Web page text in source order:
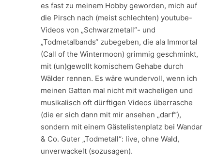
es fast zu meinem Hobby geworden, mich auf
die Pirsch nach (meist schlechten) youtube-
Videos von „Schwarzmetall“- und
„Todmetalbands“ zubegeben, die ala Immortal
(Call of the Wintermoon) grimmig geschminkt,
mit (un)gewollt komischem Gehabe durch
Wälder rennen. Es wäre wundervoll, wenn ich
meinen Gatten mal nicht mit wacheligen und
musikalisch oft dürftigen Videos überrasche
(die er sich dann mit mir ansehen „darf“),
sondern mit einem Gästelistenplatz bei Wandar
& Co. Guter „Todmetall“: live, ohne Wald,
unverwackelt (sozusagen).